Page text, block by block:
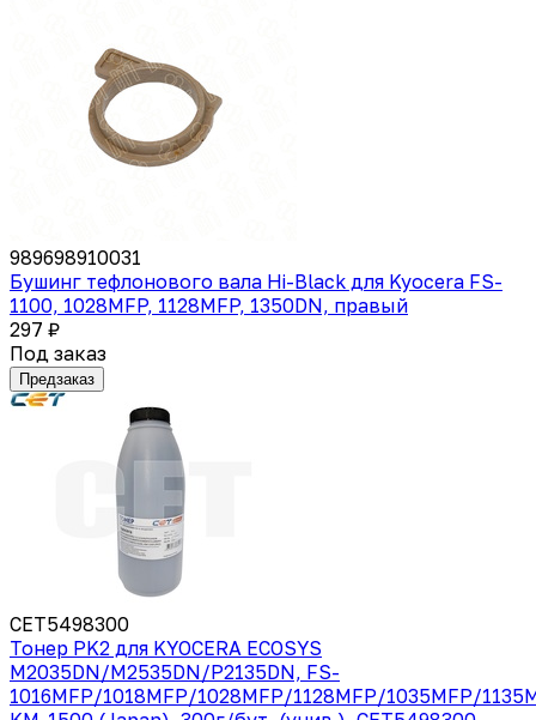
989698910031
Бушинг тефлонового вала Hi-Black для Kyocera FS-
1100, 1028MFP, 1128MFP, 1350DN, правый
297 ₽
Под заказ
Предзаказ
CET5498300
Тонер PK2 для KYOCERA ECOSYS
M2035DN/M2535DN/P2135DN, FS-
1016MFP/1018MFP/1028MFP/1128MFP/1035MFP/